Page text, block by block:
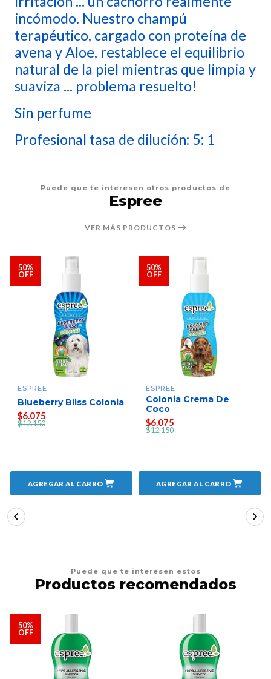
incómodo. Nuestro champú
terapéutico, cargado con proteína de
avena y Aloe, restablece el equilibrio
natural de la piel mientras que limpia y
suaviza ... problema resuelto!
Sin perfume
Profesional tasa de dilución: 5: 1
Puede que te interesen otros productos de
Espree
VER MÁS PRODUCTOS
50%
OFF
ESPREE
Blueberry Bliss Colonia
$6.075
$12.150
AGREGAR AL CARRO
50%
OFF
ESPREE
Colonia Crema De
Coco
$6.075
$12.150
AGREGAR AL CARRO
Puede que te interesen estos
Productos recomendados
50%
OFF